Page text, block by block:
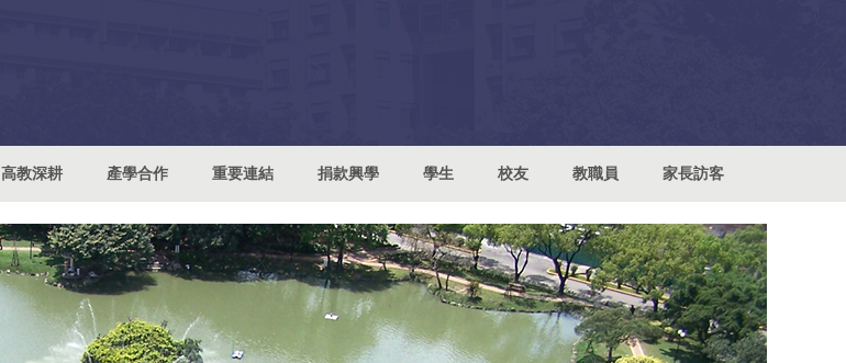
高教深耕 產學合作 重要連結 捐款興學 學生 校友 教職員 家長訪客